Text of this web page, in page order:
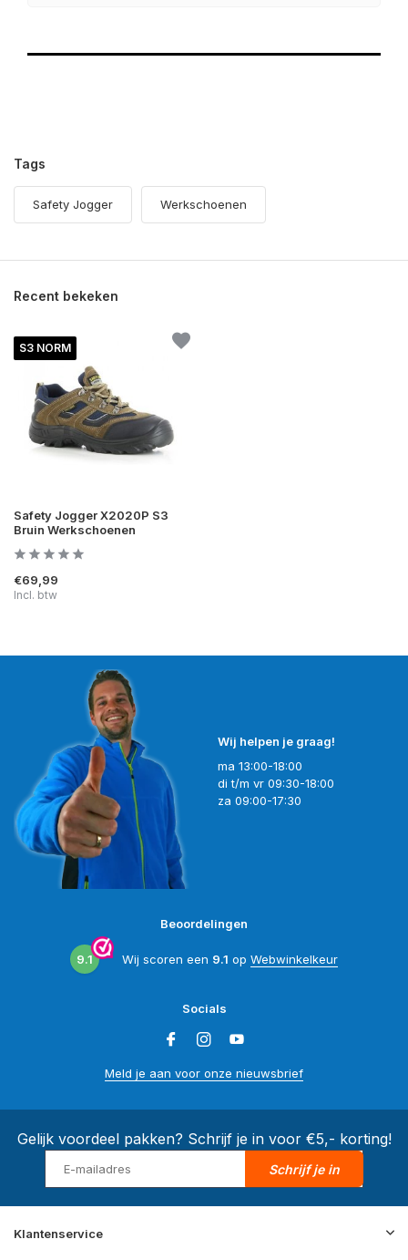
Tags
Safety Jogger Werkschoenen
Recent bekeken
S3 NORM
Safety Jogger X2020P S3
Bruin Werkschoenen
€69,99
Incl. btw
Wij helpen je graag!
ma 13:00-18:00
di t/m vr 09:30-18:00
za 09:00-17:30
Beoordelingen
9.1 Wij scoren een 9.1 op Webwinkelkeur
Socials
Meld je aan voor onze nieuwsbrief
Gelijk voordeel pakken? Schrijf je in voor €5,- korting!
Schrijf je in
Klantenservice